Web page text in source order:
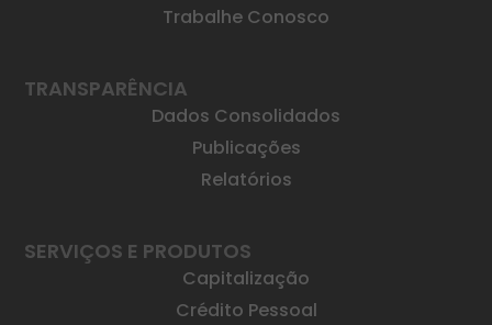
Trabalhe Conosco
TRANSPARÊNCIA
Dados Consolidados
Publicações
Relatórios
SERVIÇOS E PRODUTOS
Capitalização
Crédito Pessoal